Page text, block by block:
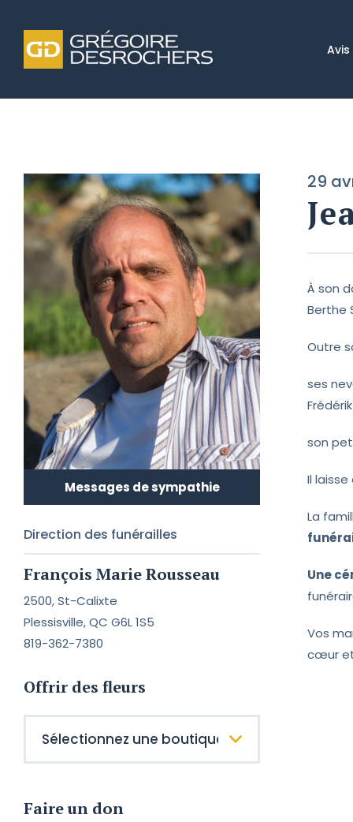
Messages de sympathie
Direction des funérailles
François Marie Rousseau
2500, St-Calixte
Plessisville, QC G6L 1S5
819-362-7380
Offrir des fleurs
Faire un don
29
À son
Berthe
Outre
ses
son
Il
La
Une
Vos
cœur et